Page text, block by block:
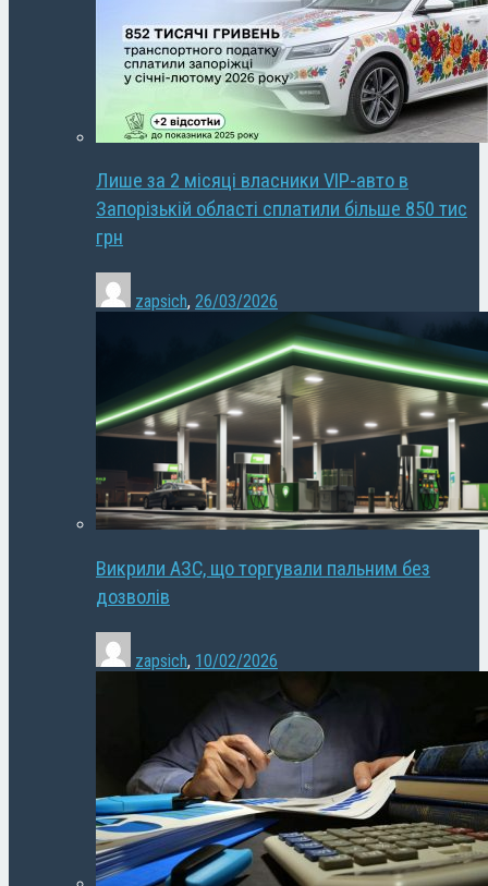
Лише за 2 місяці власники VIP-авто в
Запорізькій області сплатили більше 850 тис
грн
zapsich, 26/03/2026
Викрили АЗС, що торгували пальним без
дозволів
zapsich, 10/02/2026